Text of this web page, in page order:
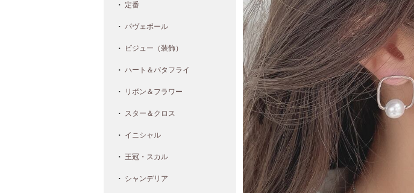
定番
パヴェボール
ビジュー（装飾）
ハート＆バタフライ
リボン＆フラワー
スター＆クロス
イニシャル
王冠・スカル
シャンデリア